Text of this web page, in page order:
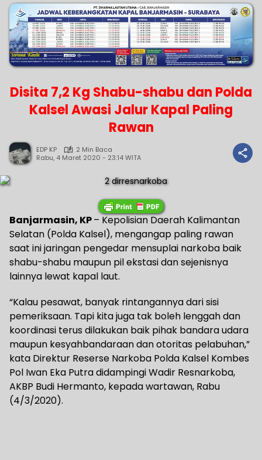
Disita 7,2 Kg Shabu-shabu dan Polda
Kalsel Awasi Jalur Kapal Paling
Rawan
EDP KP
2 Min Baca
Rabu, 4 Maret 2020 - 23:14 WITA
Banjarmasin, KP– Kepolisian Daerah Kalimantan
Selatan (Polda Kalsel), mengangap paling rawan
saat ini jaringan pengedar mensuplai narkoba baik
shabu-shabu maupun pil ekstasi dan sejenisnya
lainnya lewat kapal laut.
“Kalau pesawat, banyak rintangannya dari sisi
pemeriksaan. Tapi kita juga tak boleh lenggah dan
koordinasi terus dilakukan baik pihak bandara udara
maupun kesyahbandaraan dan otoritas pelabuhan,”
kata Direktur Reserse Narkoba Polda Kalsel Kombes
Pol Iwan Eka Putra didampingi Wadir Resnarkoba,
AKBP Budi Hermanto, kepada wartawan, Rabu
(4/3/2020).